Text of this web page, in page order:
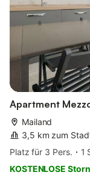
Apartment
Mailand
3,5 km zum
Platz für 3 Pers.
1
KOSTENLOSE